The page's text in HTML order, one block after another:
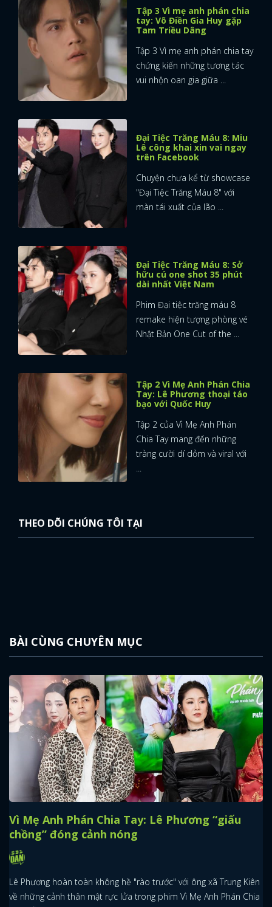
Tập 3 Vì mẹ anh phán chia
tay: Võ Điền Gia Huy gặp
Tam Triều Dâng
Tập 3 Vì mẹ anh phán chia tay
chứng kiến những tương tác
vui nhộn oan gia giữa ...
Đại Tiệc Trăng Máu 8: Miu
Lê công khai xin vai ngay
trên Facebook
Chuyện chưa kể từ showcase
"Đại Tiệc Trăng Máu 8" với
màn tái xuất của lão ...
Đại Tiệc Trăng Máu 8: Sở
hữu cú one shot 35 phút
dài nhất Việt Nam
Phim Đại tiệc trăng máu 8
remake hiện tượng phòng vé
Nhật Bản One Cut of the ...
Tập 2 Vì Mẹ Anh Phán Chia
Tay: Lê Phương thoại táo
bạo với Quốc Huy
Tập 2 của Vì Mẹ Anh Phán
Chia Tay mang đến những
tràng cười dí dỏm và viral với
THEO DÕI CHÚNG TÔI TẠI
BÀI CÙNG CHUYÊN MỤC
Vì Mẹ Anh Phán Chia Tay: Lê Phương “giấu
chồng” đóng cảnh nóng
Lê Phương hoàn toàn không hề "rào trước" với ông xã Trung Kiên
về những cảnh thân mật rực lửa trong phim Vì Mẹ Anh Phán Chia